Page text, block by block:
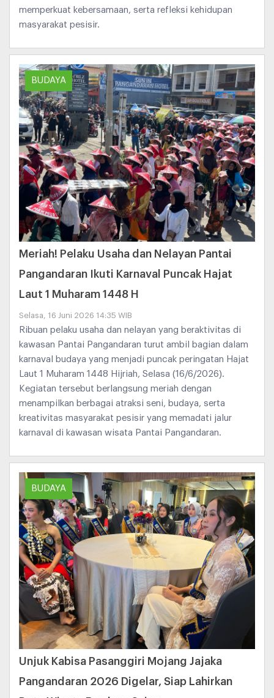
memperkuat kebersamaan, serta refleksi kehidupan
masyarakat pesisir.
BUDAYA
Meriah! Pelaku Usaha dan Nelayan Pantai
Pangandaran Ikuti Karnaval Puncak Hajat
Laut 1 Muharam 1448 H
Selasa, 16 Juni 2026 14:35 WIB
Ribuan pelaku usaha dan nelayan yang beraktivitas di
kawasan Pantai Pangandaran turut ambil bagian dalam
karnaval budaya yang menjadi puncak peringatan Hajat
Laut 1 Muharam 1448 Hijriah, Selasa (16/6/2026).
Kegiatan tersebut berlangsung meriah dengan
menampilkan berbagai atraksi seni, budaya, serta
kreativitas masyarakat pesisir yang memadati jalur
karnaval di kawasan wisata Pantai Pangandaran.
BUDAYA
Unjuk Kabisa Pasanggiri Mojang Jajaka
Pangandaran 2026 Digelar, Siap Lahirkan